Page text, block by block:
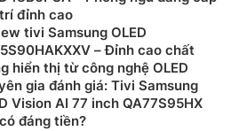
đỉnh cao
tivi Samsung OLED
– Đỉnh cao chất
hiển thị từ công nghệ OLED
gia đánh giá: Tivi Samsung
Vision AI 77 inch QA77S95HX
đáng tiền?